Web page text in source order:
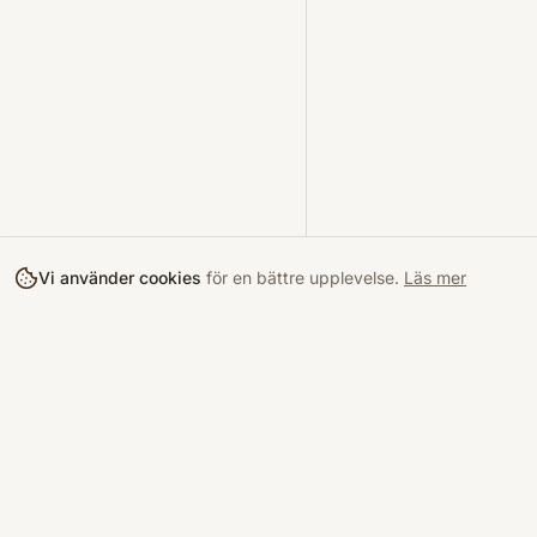
Vi använder cookies för en bättre upplevelse. Läs mer